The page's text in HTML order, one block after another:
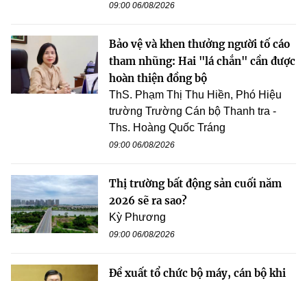
09:00 06/08/2026
Bảo vệ và khen thưởng người tố cáo
tham nhũng: Hai "lá chắn" cần được
hoàn thiện đồng bộ
ThS. Phạm Thị Thu Hiền, Phó Hiệu
trường Trường Cán bộ Thanh tra -
Ths. Hoàng Quốc Tráng
09:00 06/08/2026
Thị trường bất động sản cuối năm
2026 sẽ ra sao?
Kỳ Phương
09:00 06/08/2026
Đề xuất tổ chức bộ máy, cán bộ khi